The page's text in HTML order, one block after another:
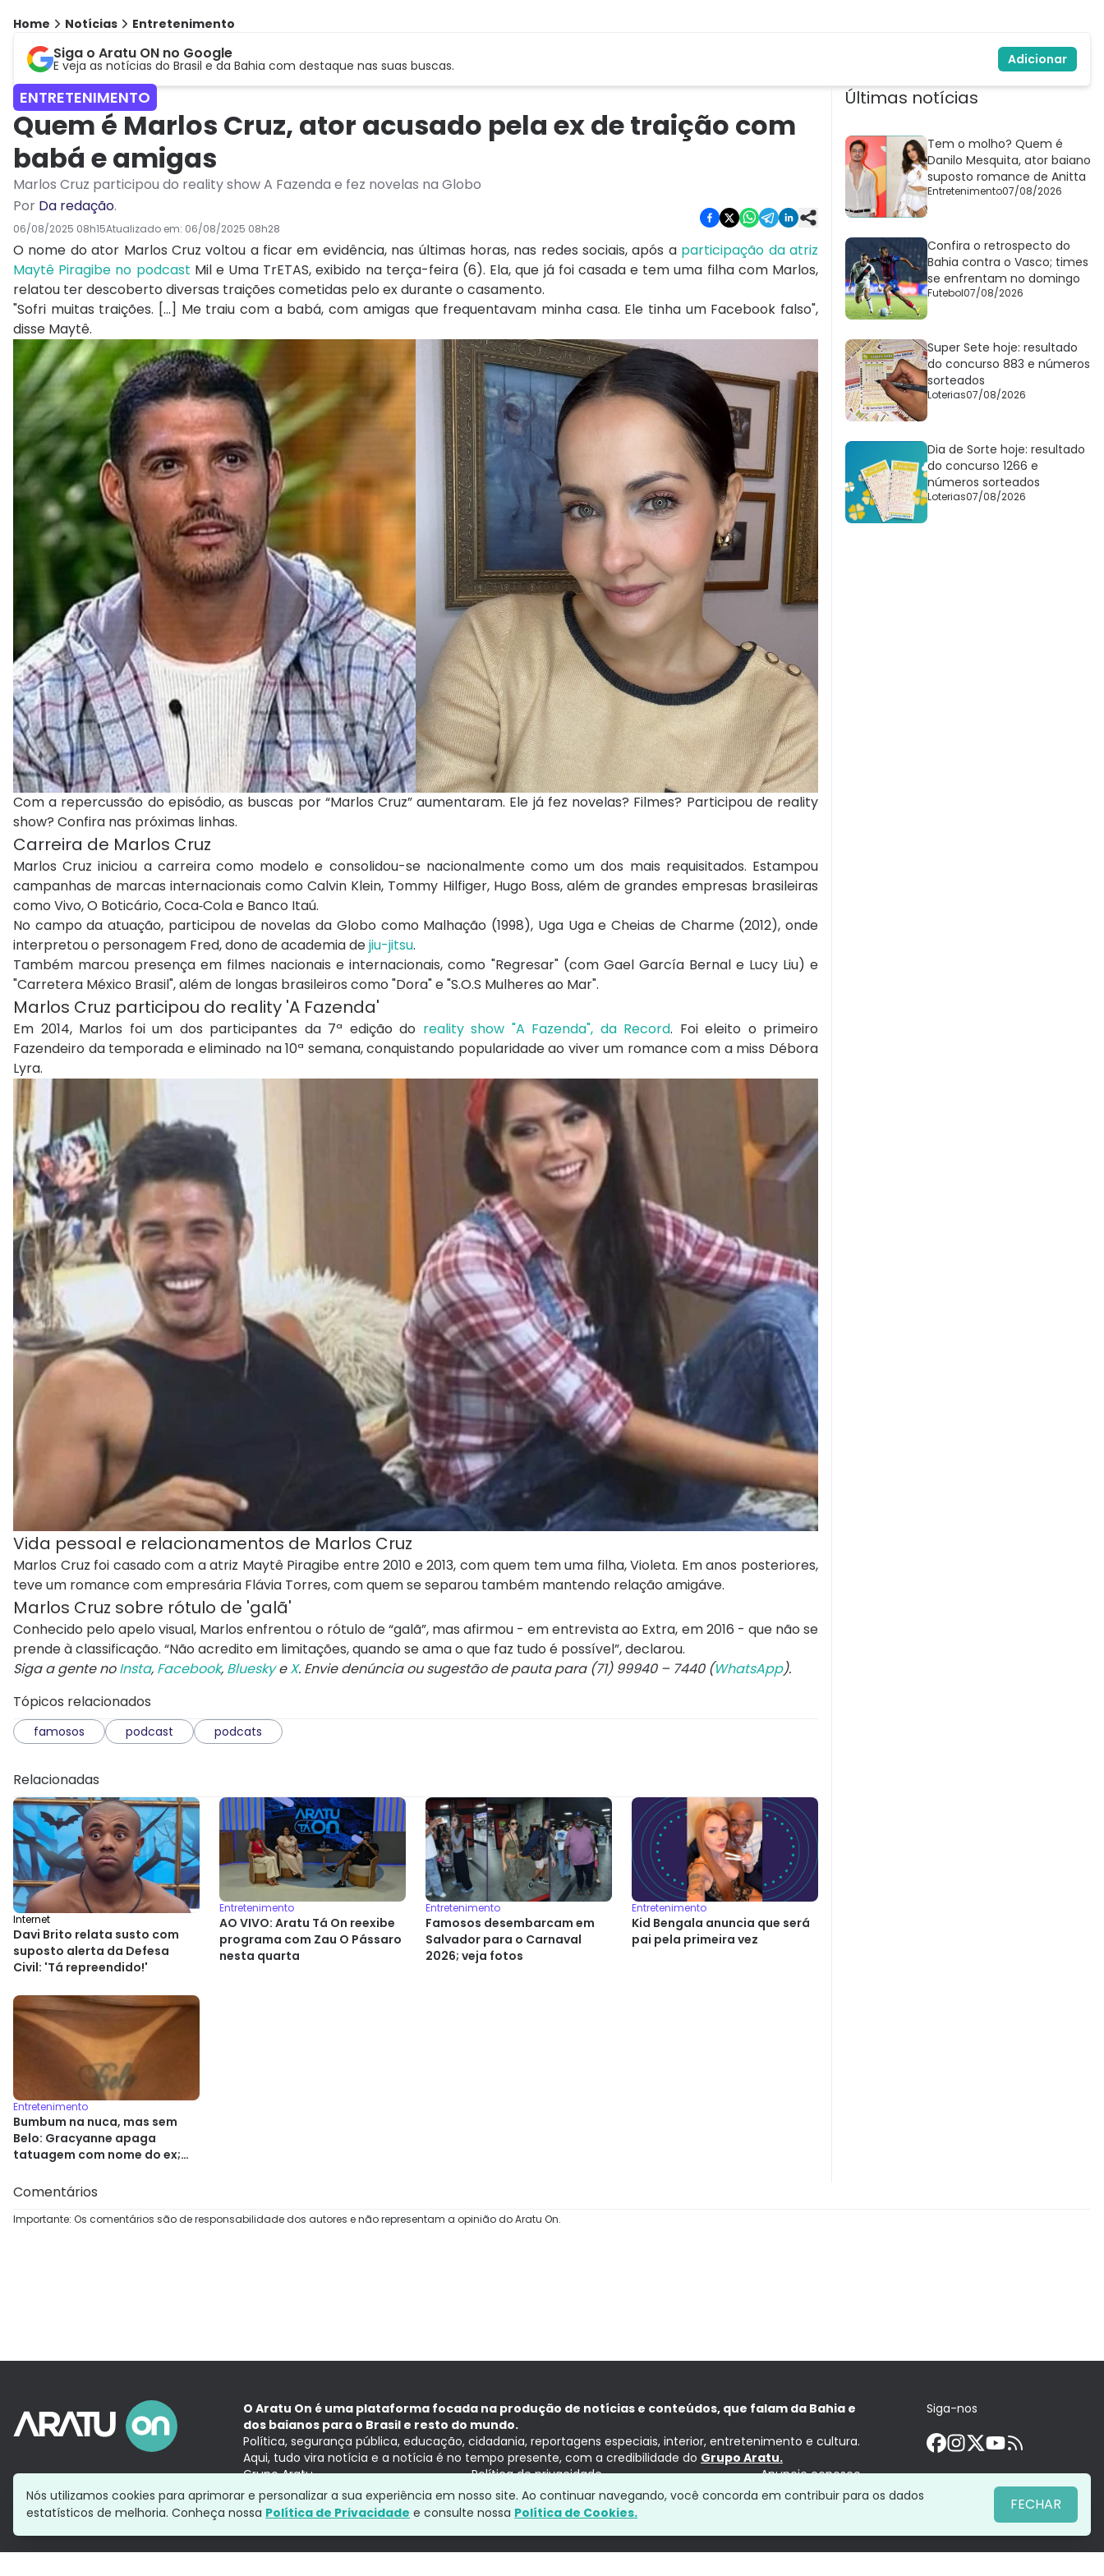
Home Notícias Entretenimento
Siga o Aratu ON no Google
E veja as notícias do Brasil e da Bahia com destaque nas suas buscas. Adicionar
ENTRETENIMENTO
Quem é Marlos Cruz, ator acusado pela ex de traição com
babá e amigas
Marlos Cruz participou do reality show A Fazenda e fez novelas na Globo
Por Da redação.
06/08/2025 08h15Atualizado em: 06/08/2025 08h28
O nome do ator Marlos Cruz voltou a ficar em evidência, nas últimas horas, nas redes sociais, após a participação da atriz
Maytê Piragibe no podcast Mil e Uma TrETAS, exibido na terça-feira (6). Ela, que já foi casada e tem uma filha com Marlos,
relatou ter descoberto diversas traições cometidas pelo ex durante o casamento.
"Sofri muitas traições. [...] Me traiu com a babá, com amigas que frequentavam minha casa. Ele tinha um Facebook falso",
disse Maytê.
Com a repercussão do episódio, as buscas por “Marlos Cruz” aumentaram. Ele já fez novelas? Filmes? Participou de reality
show? Confira nas próximas linhas.
Carreira de Marlos Cruz
Marlos Cruz iniciou a carreira como modelo e consolidou-se nacionalmente como um dos mais requisitados. Estampou
campanhas de marcas internacionais como Calvin Klein, Tommy Hilfiger, Hugo Boss, além de grandes empresas brasileiras
como Vivo, O Boticário, Coca‑Cola e Banco Itaú.
No campo da atuação, participou de novelas da Globo como Malhação (1998), Uga Uga e Cheias de Charme (2012), onde
interpretou o personagem Fred, dono de academia dejiu-jitsu.
Também marcou presença em filmes nacionais e internacionais, como "Regresar" (com Gael García Bernal e Lucy Liu) e
"Carretera México Brasil", além de longas brasileiros como "Dora" e "S.O.S Mulheres ao Mar".
Marlos Cruz participou do reality 'A Fazenda'
Em 2014, Marlos foi um dos participantes da 7ª edição do reality show "A Fazenda", da Record. Foi eleito o primeiro
Fazendeiro da temporada e eliminado na 10ª semana, conquistando popularidade ao viver um romance com a miss Débora
Lyra.
Vida pessoal e relacionamentos de Marlos Cruz
Marlos Cruz foi casado com a atriz Maytê Piragibe entre 2010 e 2013, com quem tem uma filha, Violeta. Em anos posteriores,
teve um romance com empresária Flávia Torres, com quem se separou também mantendo relação amigáve.
Marlos Cruz sobre rótulo de 'galã'
Conhecido pelo apelo visual, Marlos enfrentou o rótulo de “galã”, mas afirmou - em entrevista ao Extra, em 2016 - que não se
prende à classificação. “Não acredito em limitações, quando se ama o que faz tudo é possível”, declarou.
Siga a gente noInsta, Facebook, BlueskyeX. Envie denúncia ou sugestão de pauta para (71) 99940 – 7440 (WhatsApp).
Tópicos relacionados
famosos podcast podcats
Relacionadas
Internet
Davi Brito relata susto com
suposto alerta da Defesa
Civil: 'Tá repreendido!'
Entretenimento
AO VIVO: Aratu Tá On reexibe
programa com Zau O Pássaro
nesta quarta
Entretenimento
Famosos desembarcam em
Salvador para o Carnaval
2026; veja fotos
Entretenimento
Kid Bengala anuncia que será
pai pela primeira vez
Entretenimento
Bumbum na nuca, mas sem
Belo: Gracyanne apaga
tatuagem com nome do ex;
Últimas notícias
Tem o molho? Quem é
Danilo Mesquita, ator baiano
suposto romance de Anitta
Entretenimento07/08/2026
Confira o retrospecto do
Bahia contra o Vasco; times
se enfrentam no domingo
Futebol07/08/2026
Super Sete hoje: resultado
do concurso 883 e números
sorteados
Loterias07/08/2026
Dia de Sorte hoje: resultado
do concurso 1266 e
números sorteados
Loterias07/08/2026
Comentários
Importante: Os comentários são de responsabilidade dos autores e não representam a opinião do Aratu On.
O Aratu On é uma plataforma focada na produção de notícias e conteúdos, que falam da Bahia e
dos baianos para o Brasil e resto do mundo.
Política, segurança pública, educação, cidadania, reportagens especiais, interior, entretenimento e cultura.
Aqui, tudo vira notícia e a notícia é no tempo presente, com a credibilidade do Grupo Aratu.
Grupo Aratu
Política de privacidade Anuncie conosco
Siga-nos
Nós utilizamos cookies para aprimorar e personalizar a sua experiência em nosso site. Ao continuar navegando, você concorda em contribuir para os dados
estatísticos de melhoria. Conheça nossa Política de Privacidade e consulte nossa Política de Cookies. FECHAR